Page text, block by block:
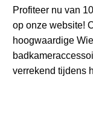
Profiteer nu van
op onze website!
hoogwaardige
verrekend tijdens